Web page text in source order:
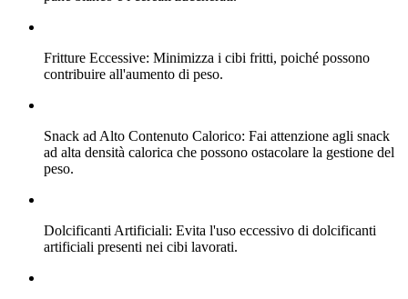
Fritture Eccessive: Minimizza i cibi fritti, poiché possono
contribuire all'aumento di peso.
Snack ad Alto Contenuto Calorico: Fai attenzione agli snack
ad alta densità calorica che possono ostacolare la gestione del
peso.
Dolcificanti Artificiali: Evita l'uso eccessivo di dolcificanti
artificiali presenti nei cibi lavorati.